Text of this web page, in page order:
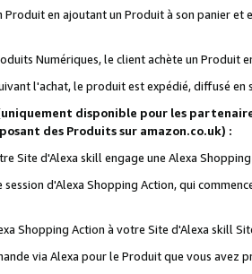
en ajoutant un Produit à son panier et
Numériques, le client achète un Produit
l'achat, le produit est expédié, diffusé
disponible pour les
des Produits sur amazon.co.uk) :
Site d'Alexa skill engage une Alexa
d'Alexa Shopping Action, qui
Shopping Action à votre Site d'Alexa skill
via Alexa pour le Produit que vous avez